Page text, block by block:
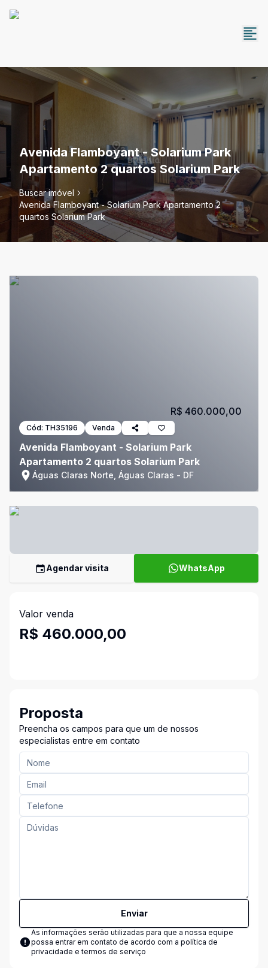
Avenida Flamboyant - Solarium Park
Apartamento 2 quartos Solarium Park
Buscar imóvel
Avenida Flamboyant - Solarium Park Apartamento 2
quartos Solarium Park
Cód: TH35196 Venda
Avenida Flamboyant - Solarium Park
Apartamento 2 quartos Solarium Park
Águas Claras Norte, Águas Claras - DF
R$ 460.000,00
Agendar visita WhatsApp
Valor venda
R$ 460.000,00
Proposta
Preencha os campos para que um de nossos
especialistas entre em contato
Enviar
As informações serão utilizadas para que a nossa equipe
possa entrar em contato de acordo com a política de
privacidade e termos de serviço